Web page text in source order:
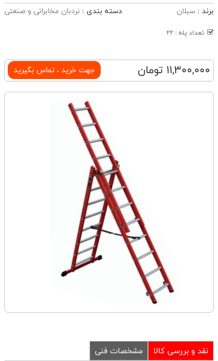
برند : سبلان دسته بندی : نردبان مخابراتی و صنعتی
تعداد پله : 22
11,300,000 تومان جهت خرید ، تماس بگیرید
نقد و بررسی کالا مشخصات فنی